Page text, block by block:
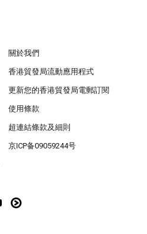
關於我們
香港貿發局流動應用程式
更新您的香港貿發局電郵訂閱
使用條款
超連結條款及細則
京ICP备09059244号